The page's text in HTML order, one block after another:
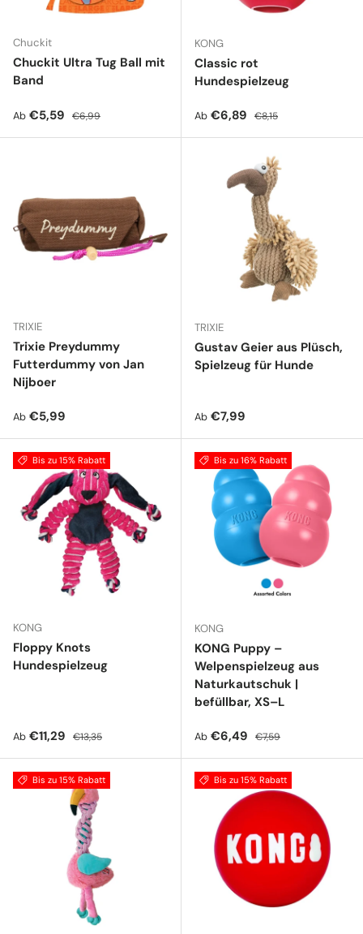
Chuckit
Chuckit Ultra Tug Ball mit
Band
Verkaufspreis
Ab €5,59 Normaler Preis
€6,99
KONG
Classic rot
Hundespielzeug
Verkaufspreis
Ab €6,89 Normaler Preis
€8,15
TRIXIE
Trixie Preydummy
Futterdummy von Jan
Nijboer
Normaler Preis
Ab €5,99
TRIXIE
Gustav Geier aus Plüsch,
Spielzeug für Hunde
Normaler Preis
Ab €7,99
Bis zu 15% Rabatt
KONG
Floppy Knots
Hundespielzeug
Verkaufspreis
Ab €11,29 Normaler Preis
€13,35
Bis zu 16% Rabatt
KONG
KONG Puppy –
Welpenspielzeug aus
Naturkautschuk |
befüllbar, XS–L
Verkaufspreis
Ab €6,49 Normaler Preis
€7,59
Bis zu 15% Rabatt Bis zu 15% Rabatt